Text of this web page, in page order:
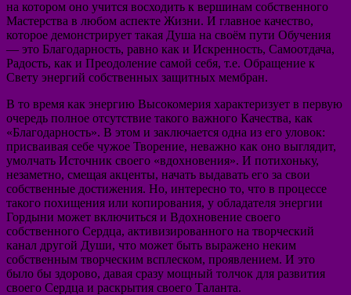
на котором оно учится восходить к вершинам собственного
Мастерства в любом аспекте Жизни. И главное качество,
которое демонстрирует такая Душа на своём пути Обучения
— это Благодарность, равно как и Искренность, Самоотдача,
Радость, как и Преодоление самой себя, т.е. Обращение к
Свету энергий собственных защитных мембран.
В то время как энергию Высокомерия характеризует в первую
очередь полное отсутствие такого важного Качества, как
«Благодарность». В этом и заключается одна из его уловок:
присваивая себе чужое Творение, неважно как оно выглядит,
умолчать Источник своего «вдохновения». И потихоньку,
незаметно, смещая акценты, начать выдавать его за свои
собственные достижения. Но, интересно то, что в процессе
такого похищения или копирования, у обладателя энергии
Гордыни может включиться и Вдохновение своего
собственного Сердца, активизированного на творческий
канал другой Души, что может быть выражено неким
собственным творческим всплеском, проявлением. И это
было бы здорово, давая сразу мощный толчок для развития
своего Сердца и раскрытия своего Таланта.